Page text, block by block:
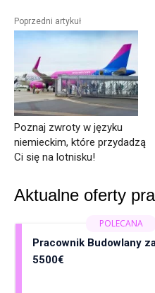
Poprzedni artykuł
Poznaj zwroty w języku
niemieckim, które przydadzą
Ci się na lotnisku!
Aktualne oferty
Pracownik Budowlany
5500€